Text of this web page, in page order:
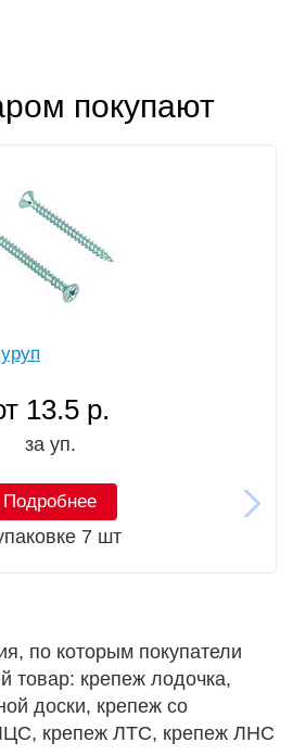
покупают
13.5 р.
за уп.
Подробнее
7 шт
по которым покупатели
товар: крепеж лодочка,
доски, крепеж со
крепеж ЛТС, крепеж ЛНС